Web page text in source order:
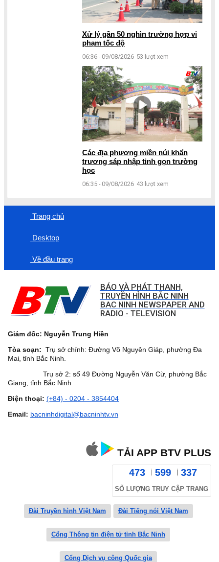
Xử lý gần 50 nghìn trường hợp vi
phạm tốc độ
06:36 - 09/08/2026 53 lượt xem
Các địa phương miền núi khẩn
trương sáp nhập tinh gọn trường
học
06:35 - 09/08/2026 43 lượt xem
Trang chủ
Desktop
Về đầu trang
BÁO VÀ PHÁT THANH,
TRUYỀN HÌNH BẮC NINH
BAC NINH NEWSPAPER AND
RADIO - TELEVISION
Giám đốc: Nguyễn Trung Hiền
Tòa soạn: Trụ sở chính: Đường Võ Nguyên Giáp, phường Đa
Mai, tỉnh Bắc Ninh.
Trụ sở 2: số 49 Đường Nguyễn Văn Cừ, phường Bắc
Giang, tỉnh Bắc Ninh
Điện thoại: (+84) - 0204 - 3854404
Email: bacninhdigital@bacninhtv.vn
TẢI APP BTV PLUS
473 599 337
SỐ LƯỢNG TRUY CẬP TRANG
Đài Truyền hình Việt Nam Đài Tiếng nói Việt Nam
Cổng Thông tin điện tử tỉnh Bắc Ninh
Cổng Dịch vụ công Quốc gia